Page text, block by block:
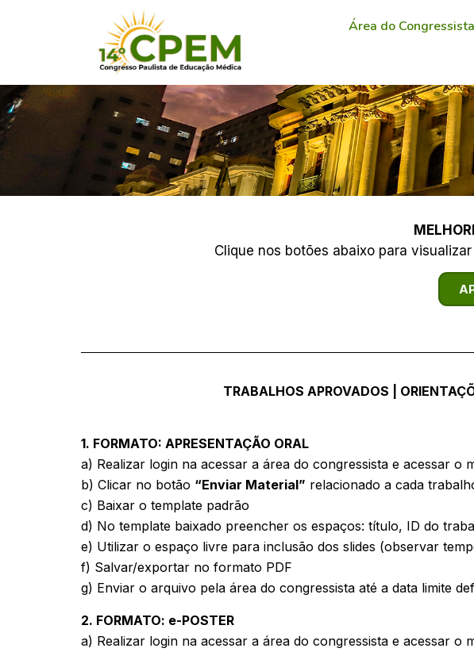
Área do Congressista
AcadêmicosClique nos botões abaixo para
TRABALHOS APROVADOS |
1. FORMATO: APRESENTAÇÃO ORAL
a) Realizar login na acessar a área do congressista e acessar o
b) Clicar no botão “Enviar Material” relacionado a cada
c) Baixar o template padrão
d) No template baixado preencher os espaços: título, ID do
e) Utilizar o espaço livre para inclusão dos slides (observar
f) Salvar/exportar no formato PDF
g) Enviar o arquivo pela área do congressista até a data limite
2. FORMATO: e-POSTER
a) Realizar login na acessar a área do congressista e acessar o